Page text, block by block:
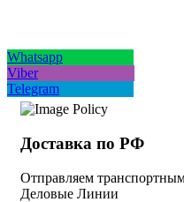
Whatsapp
Viber
Telegram
Доставка по РФ
Отправляем
Деловые Линии